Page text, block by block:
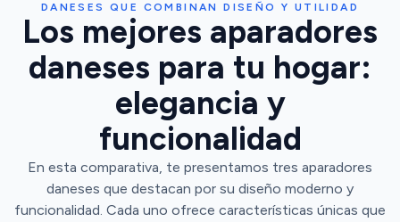
DANESES QUE COMBINAN DISEÑO Y UTILIDAD
Los mejores aparadores
daneses para tu hogar:
elegancia y
funcionalidad
En esta comparativa, te presentamos tres aparadores
daneses que destacan por su diseño moderno y
funcionalidad. Cada uno ofrece características únicas que